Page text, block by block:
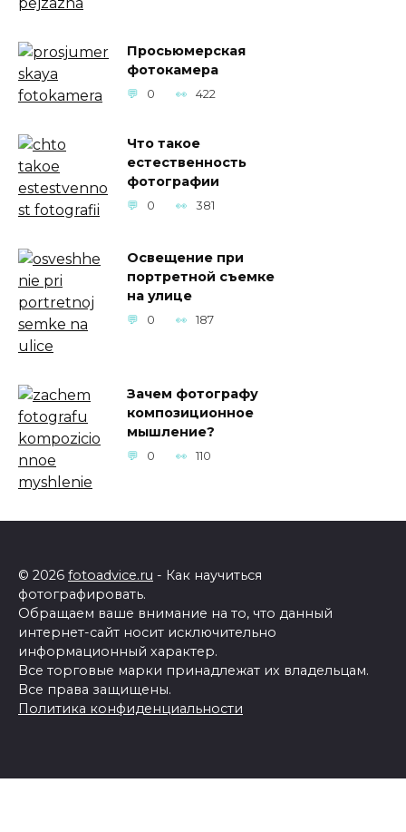
Просьюмерская
фотокамера
0 422
Что такое
естественность
фотографии
0 381
Освещение при
портретной съемке
на улице
0 187
Зачем фотографу
композиционное
мышление?
0 110
© 2026 fotoadvice.ru - Как научиться
фотографировать.
Обращаем ваше внимание на то, что данный
интернет-сайт носит исключительно
информационный характер.
Все торговые марки принадлежат их владельцам.
Все права защищены.
Политика конфиденциальности